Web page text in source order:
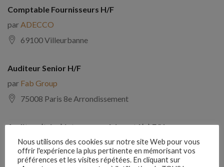
Comptable Fournisseurs H/F
par ADECCO
69100 Villeurbanne
Auditeur Senior H/F
par Fab Group
75008 Paris 8e Arrondissement
Auditeur(trice) interne expérimenté(e) F/H
parComptabilite Emploi
39130 Châtillon
Nous utilisons des cookies sur notre site Web pour vous
offrir l'expérience la plus pertinente en mémorisant vos
préférences et les visites répétées. En cliquant sur